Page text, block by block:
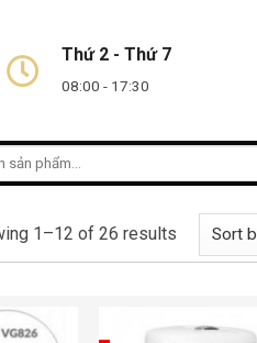
Thứ 2 - Thứ 7
08:00 - 17:30
1–12 of 26 results